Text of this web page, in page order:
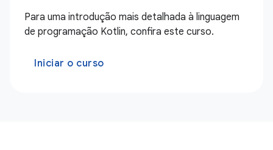
Para uma introdução mais detalhada à linguagem
de programação Kotlin, confira este curso.
Iniciar o curso